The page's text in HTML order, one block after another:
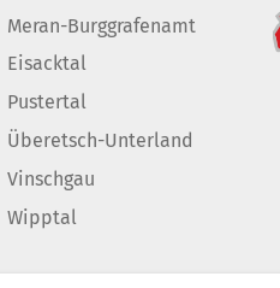
Meran-Burggrafenamt
Eisacktal
Pustertal
Überetsch-Unterland
Vinschgau
Wipptal